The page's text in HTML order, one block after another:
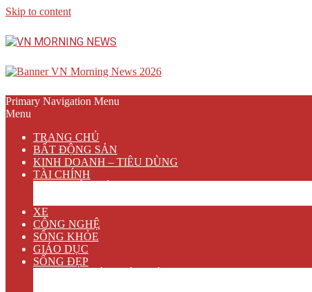
Skip to content
Primary Navigation Menu
Menu
TRANG CHỦ
BẤT ĐỘNG SẢN
KINH DOANH – TIÊU DÙNG
TÀI CHÍNH
XE
CÔNG NGHỆ
SỐNG KHỎE
GIÁO DỤC
SỐNG ĐẸP